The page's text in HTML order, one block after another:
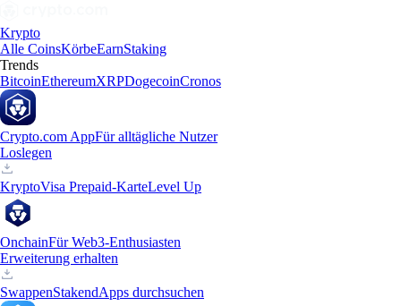
Krypto
Alle CoinsKörbeEarnStaking
Trends
BitcoinEthereumXRPDogecoinCronos
Crypto.com AppFür alltägliche Nutzer
Loslegen
KryptoVisa Prepaid-KarteLevel Up
OnchainFür Web3-Enthusiasten
Erweiterung erhalten
SwappenStakendApps durchsuchen